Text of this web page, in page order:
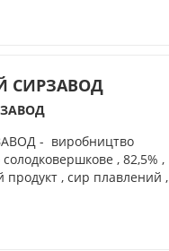
СИРЗАВОД
- виробництво
, 82,5% ,
продукт , сир плавлений ,